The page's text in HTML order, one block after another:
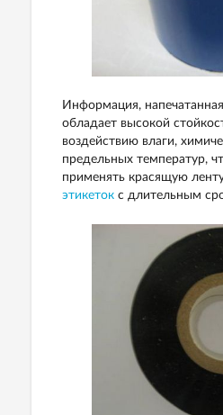
Информация,
обладает высокой
воздействию влаги,
предельных температур,
применять красящую
этикеток с длительным